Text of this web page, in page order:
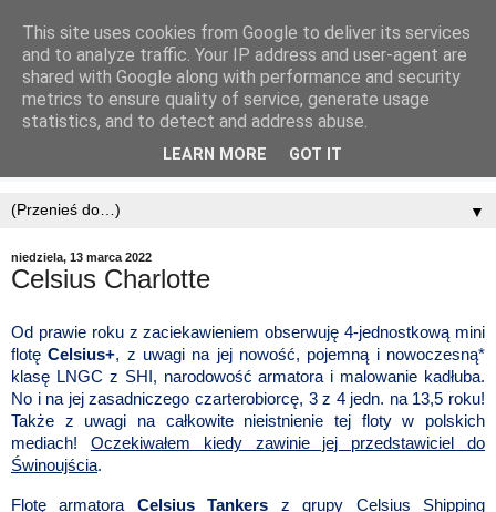
▼
niedziela, 13 marca 2022
Celsius Charlotte
Od prawie roku z zaciekawieniem obserwuję 4-jednostkową mini
flotęCelsius+, z uwagi na jej nowość, pojemną i nowoczesną*
klasę LNGC z SHI, narodowość armatora i malowanie kadłuba.
No i na jej zasadniczego czarterobiorcę, 3 z 4 jedn. na 13,5 roku!
Także z uwagi na całkowite nieistnienie tej floty w polskich
mediach! Oczekiwałem kiedy zawinie jej przedstawiciel do
Świnoujścia.
Flotę armatora Celsius Tankers z grupy Celsius Shipping
This site uses cookies from Google to deliver its services
and to analyze traffic. Your IP address and user-agent are
shared with Google along with performance and security
metrics to ensure quality of service, generate usage
statistics, and to detect and address abuse.
LEARN MORE GOT IT